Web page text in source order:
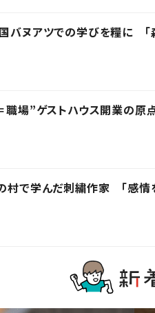
バヌアツでの学びを糧に 「
職場”ゲストハウス開業の原
村で学んだ刺繍作家 「感情